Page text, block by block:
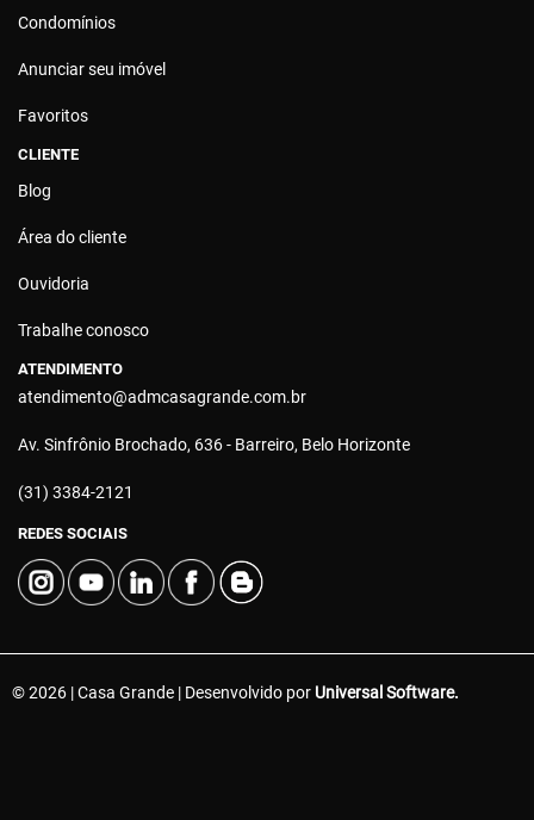
Condomínios
Anunciar seu imóvel
Favoritos
CLIENTE
Blog
Área do cliente
Ouvidoria
Trabalhe conosco
ATENDIMENTO
atendimento@admcasagrande.com.br
Av. Sinfrônio Brochado, 636 - Barreiro, Belo Horizonte
(31) 3384-2121
REDES SOCIAIS
© 2026 | Casa Grande | Desenvolvido por Universal Software.